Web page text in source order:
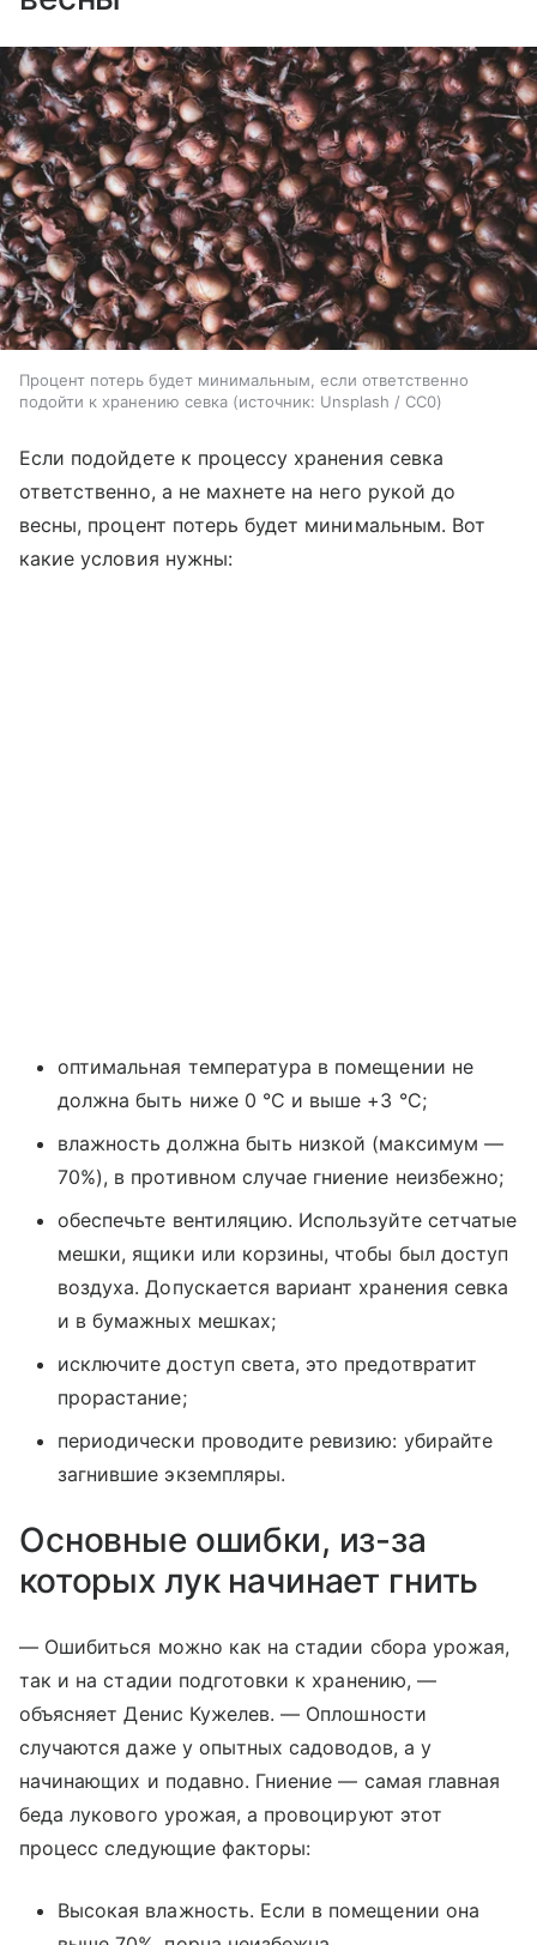
Процент потерь будет минимальным, если ответственно
подойти к хранению севка
источник: Unsplash / CC0
Если подойдете к процессу хранения севка
ответственно, а не махнете на него рукой до
весны, процент потерь будет минимальным. Вот
какие условия нужны:
оптимальная температура в помещении не
должна быть ниже 0 °C и выше +3 °C;
влажность должна быть низкой (максимум —
70%), в противном случае гниение неизбежно;
обеспечьте вентиляцию. Используйте сетчатые
мешки, ящики или корзины, чтобы был доступ
воздуха. Допускается вариант хранения севка
и в бумажных мешках;
исключите доступ света, это предотвратит
прорастание;
периодически проводите ревизию: убирайте
загнившие экземпляры.
Основные ошибки, из-за
которых лук начинает гнить
— Ошибиться можно как на стадии сбора урожая,
так и на стадии подготовки к хранению, —
объясняет Денис Кужелев. — Оплошности
случаются даже у опытных садоводов, а у
начинающих и подавно. Гниение — самая главная
беда лукового урожая, а провоцируют этот
процесс следующие факторы:
Высокая влажность. Если в помещении она